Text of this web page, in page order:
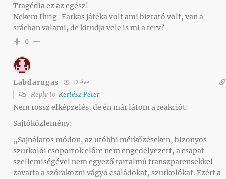
Tragédia ez az egész!
Nekem Ihrig-Farkas játéka volt ami biztató volt, van a
srácban valami, de kitudja vele is mi a terv?
0
Labdarugas 12 éve
Reply to Kertész Péter
Nem rossz elképzelés, de én már látom a reakciót:
Sajtóközlemény:
„Sajnálatos módon, az utóbbi mérkőzéseken, bizonyos
szurkolói csoportok előre nem engedélyezett, a csapat
szellemiségével nem egyező tartalmú transzparensekkel
zavarta a szórakozni vágyó családokat, szurkolókat. Ezért a